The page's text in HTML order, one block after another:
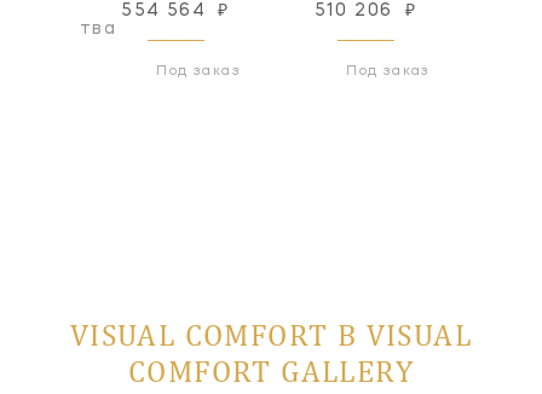
554 564 ₽
Под заказ
510 206 ₽
Под заказ
VISUAL COMFORT В VISUAL
COMFORT GALLERY